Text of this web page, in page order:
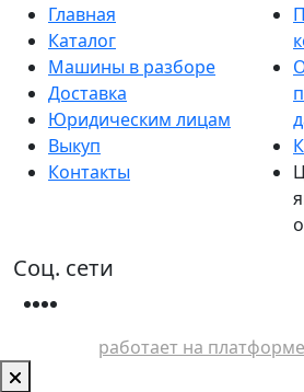
Главная
Каталог
Машины в разборе
Доставка
Юридическим лицам
Выкуп
Контакты
Соц. сети
работает на